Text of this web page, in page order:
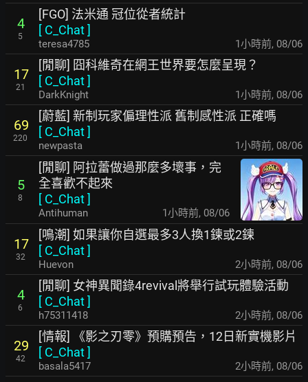
4
5
[FGO] 法米通 冠位從者統計
[ C_Chat]
teresa4785 1小時前, 08/06
17
21
[閒聊] 囧科維奇在網王世界要怎麼呈現？
[ C_Chat]
DarkKnight 1小時前, 08/06
69
220
[蔚藍] 新制玩家偏理性派 舊制感性派 正確嗎
[ C_Chat]
newpasta 1小時前, 08/06
5
8
[閒聊] 阿拉蕾做過那麼多壞事，完
全喜歡不起來
[ C_Chat]
Antihuman 1小時前, 08/06
17
32
[鳴潮] 如果讓你自選最多3人換1鍊或2鍊
[ C_Chat]
Huevon 2小時前, 08/06
4
6
[閒聊] 女神異聞錄4revival將舉行試玩體驗活動
[ C_Chat]
h75311418 2小時前, 08/06
29
42
[情報] 《影之刃零》預購預告，12日新實機影片
[ C_Chat]
basala5417 2小時前, 08/06